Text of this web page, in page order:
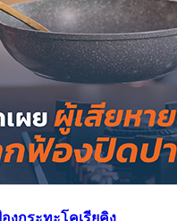
งกระทะโคเรียคิง